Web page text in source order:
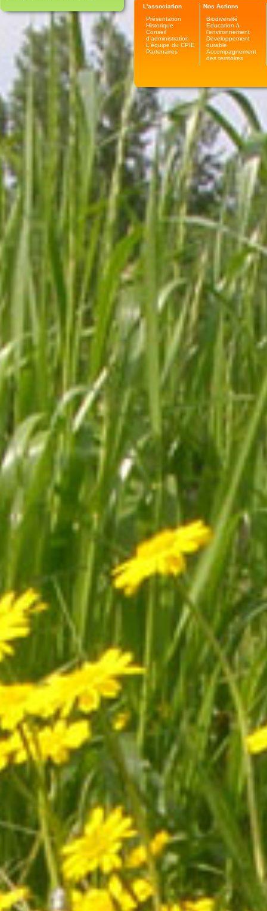
L'association
Présentation
Historique
Conseil
d'administration
L'équipe du CPIE
Partenaires
Nos Actions
Biodiversité
Education à
l'environnement
Développement
durable
Accompagnement
des territoires